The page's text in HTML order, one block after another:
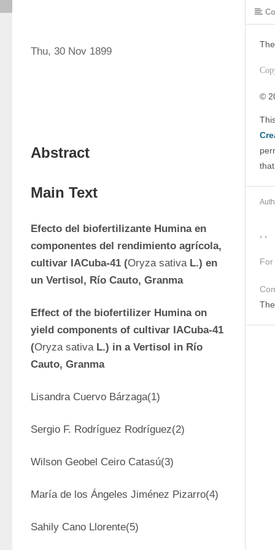
Thu, 30 Nov 1899
Abstract
Main Text
Efecto del biofertilizante Humina en
componentes del rendimiento agrícola,
cultivar IACuba-41 (Oryza sativa L.) en
un Vertisol, Río Cauto, Granma
Effect of the biofertilizer Humina on
yield components of cultivar IACuba-41
(Oryza sativa L.) in a Vertisol in Río
Cauto, Granma
Lisandra Cuervo Bárzaga(1)
Sergio F. Rodríguez Rodríguez(2)
Wilson Geobel Ceiro Catasú(3)
María de los Ángeles Jiménez Pizarro(4)
Sahily Cano Llorente(5)
©